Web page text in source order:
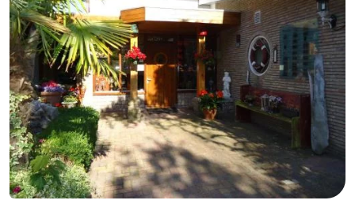
Monumenten
-
Kerken
-
Uitkijkpunten
Attracties
-
Rondvaarten
-